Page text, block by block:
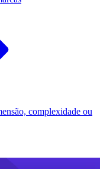
complexidade ou